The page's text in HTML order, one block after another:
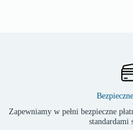
Zapewniamy w pełni bezpieczne
standardami